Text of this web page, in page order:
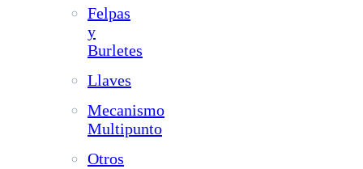
Felpas
y
Burletes
Llaves
Mecanismo
Multipunto
Otros